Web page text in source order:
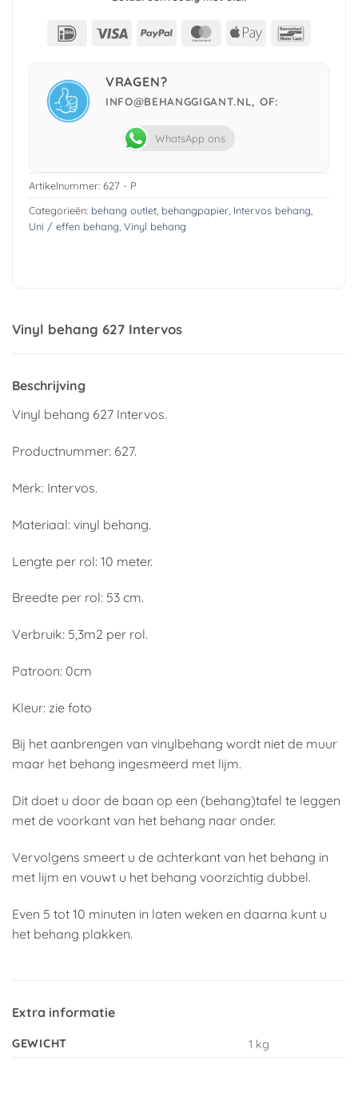
IDeal Visa PayPal MasterCard
Apple
VRAGEN?
INFO@BEHANGGIGANT.NL, OF:
WhatsApp ons
Artikelnummer: 627 - P
Categorieën: behang outlet, behangpapier, Intervos behang
Uni / effen behang Vinyl behang
Vinyl behang 627 Intervos
Beschrijving
Vinyl behang 627 Intervos.
Productnummer: 627.
Merk: Intervos.
Materiaal: vinyl behang.
Lengte per rol: 10 meter.
Breedte per rol: 53 cm.
Verbruik: 5,3m2 per rol.
Patroon: 0cm
Kleur: zie foto
Bij het aanbrengen van vinylbehang wordt niet de muur
maar het behang ingesmeerd met lijm.
Dit doet u door de baan op een (behang)tafel te leggen
met de voorkant van het behang naar onder.
Vervolgens smeert u de achterkant van het behang in
met lijm en vouwt u het behang voorzichtig dubbel.
Even 5 tot 10 minuten in laten weken en daarna kunt u
het behang plakken.
Extra informatie
GEWICHT 1 kg